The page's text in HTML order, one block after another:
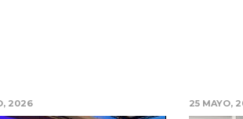
2026 25 MAYO,